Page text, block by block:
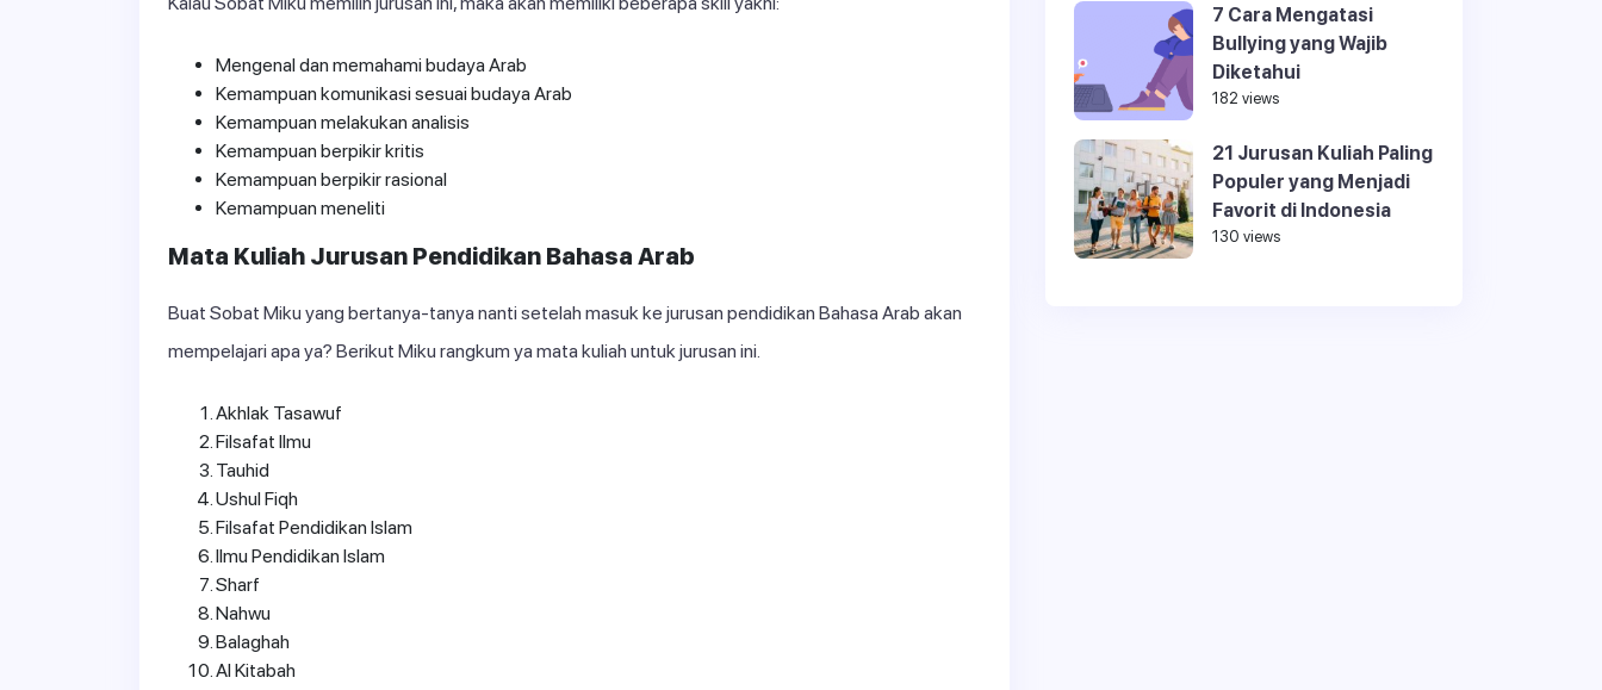
Mengenal dan memahami budaya Arab
Kemampuan komunikasi sesuai budaya Arab
Kemampuan melakukan analisis
Kemampuan berpikir kritis
Kemampuan berpikir rasional
Kemampuan meneliti
Mata Kuliah Jurusan Pendidikan Bahasa Arab
Buat Sobat Miku yang bertanya-tanya nanti setelah masuk ke jurusan pendidikan Bahasa Arab akan
mempelajari apa ya? Berikut Miku rangkum ya mata kuliah untuk jurusan ini.
Akhlak Tasawuf
Filsafat Ilmu
Tauhid
Ushul Fiqh
Filsafat Pendidikan Islam
Ilmu Pendidikan Islam
Sharf
Nahwu
Balaghah
Al Kitabah
7 Cara Mengatasi
Bullying yang Wajib
Diketahui
182 views
21 Jurusan Kuliah Paling
Populer yang Menjadi
Favorit di Indonesia
130 views